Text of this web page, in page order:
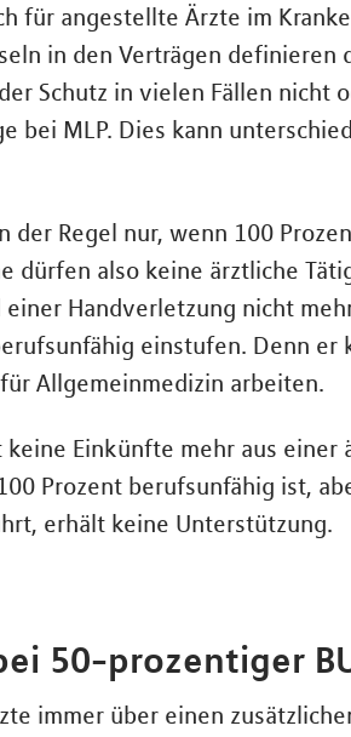
für angestellte Ärzte im
in den Verträgen definieren
Schutz in vielen Fällen nicht
bei MLP. Dies kann
der Regel nur, wenn 100
dürfen also keine ärztliche
Handverletzung nicht
einstufen. Denn er
Allgemeinmedizin arbeiten.
Einkünfte mehr aus einer
Prozent berufsunfähig ist,
erhält keine Unterstützung.
50-prozentiger
immer über einen